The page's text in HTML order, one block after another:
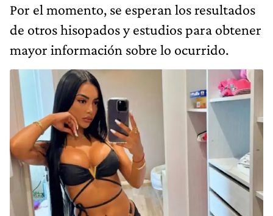
Por el momento, se esperan los resultados
de otros hisopados y estudios para obtener
mayor información sobre lo ocurrido.